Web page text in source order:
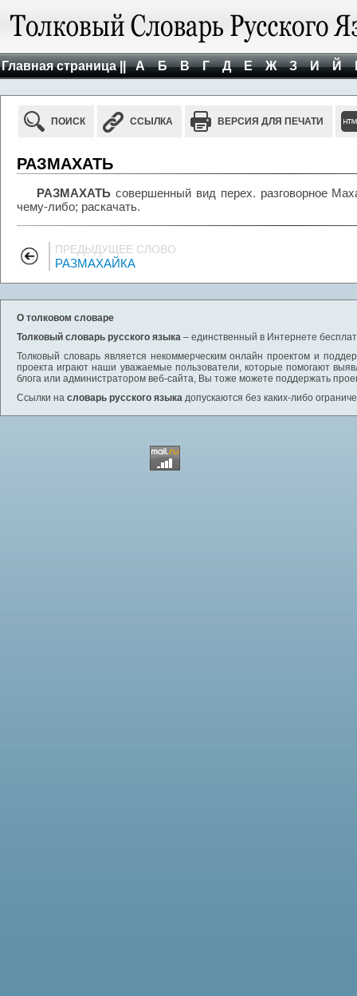
Главная страница || А Б В Г Д Е Ж З И Й
ПОИСК ССЫЛКА ВЕРСИЯ ДЛЯ ПЕЧАТИ
РАЗМАХАТЬ
РАЗМАХАТЬ совершенный вид перех. разговорное
чему-либо; раскачать.
ПРЕДЫДУЩЕЕ СЛОВО
РАЗМАХАЙКА
О толковом словаре
Толковый словарь русского языка – единственный в Интернете
Толковый словарь является некоммерческим онлайн проектом и
проекта играют наши уважаемые пользователи, которые помогают
блога или администратором веб-сайта, Вы тоже можете поддержать
Ссылки на словарь русского языка допускаются без каких-либо